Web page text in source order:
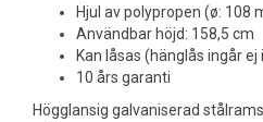
Hjul av polypropen (ø: 108
Användbar höjd: 158,5 cm
Kan låsas (hänglås ingår ej
10 års garanti
Högglansig galvaniserad